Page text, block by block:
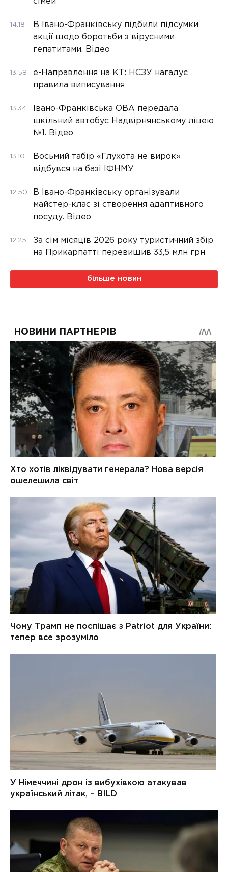
14:18
В Івано-Франківську підбили підсумки
акції щодо боротьби з вірусними
гепатитами. Відео
13:58
е-Направлення на КТ: НСЗУ нагадує
правила виписування
13:34
Івано-Франківська ОВА передала
шкільний автобус Надвірнянському ліцею
№1. Відео
13:10
Восьмий табір «Глухота не вирок»
відбувся на базі ІФНМУ
12:50
В Івано-Франківську організували
майстер-клас зі створення адаптивного
посуду. Відео
12:25
За сім місяців 2026 року туристичний збір
на Прикарпатті перевищив 33,5 млн грн
більше новин